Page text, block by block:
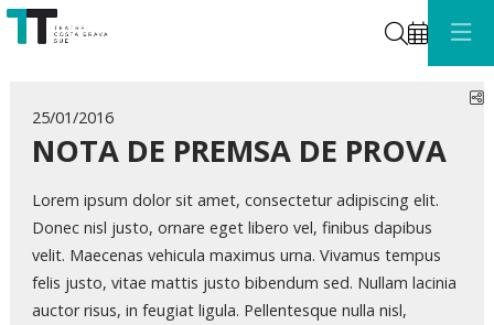
Cerca
25/01/2016
NOTA DE PREMSA DE PROVA
Lorem ipsum dolor sit amet, consectetur adipiscing elit.
Donec nisl justo, ornare eget libero vel, finibus dapibus
velit. Maecenas vehicula maximus urna. Vivamus tempus
felis justo, vitae mattis justo bibendum sed. Nullam lacinia
auctor risus, in feugiat ligula. Pellentesque nulla nisl,